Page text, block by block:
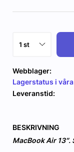
Webblager:
Lagerstatus i
Leveranstid:
BESKRIVNING
MacBook Air